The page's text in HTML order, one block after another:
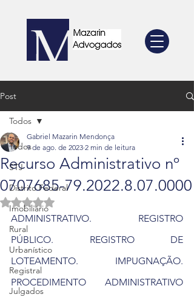
Post
Todos
STJ
Distrito Federal
Imobiliário
Rural
Urbanístico
Registral
Julgados
Todos
Recurso Administrativo nº
0707685-79.2022.8.07.0000
Gabriel Mazarin Mendonça
9 de ago. de 2023 2 min de leitura
Avaliado com NaN de 5 estrelas.
ADMINISTRATIVO. REGISTRO
PÚBLICO. REGISTRO DE
LOTEAMENTO. IMPUGNAÇÃO.
PROCEDIMENTO ADMINISTRATIVO